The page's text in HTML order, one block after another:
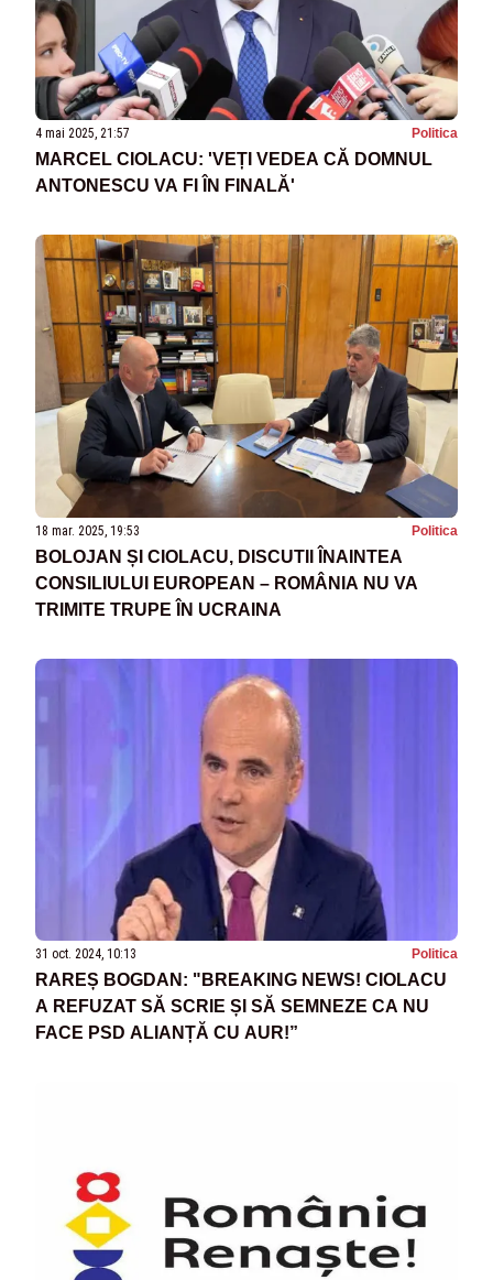
4 mai 2025, 21:57 Politica
MARCEL CIOLACU: 'VEȚI VEDEA CĂ DOMNUL
ANTONESCU VA FI ÎN FINALĂ'
18 mar. 2025, 19:53 Politica
BOLOJAN ȘI CIOLACU, DISCUTII ÎNAINTEA
CONSILIULUI EUROPEAN – ROMÂNIA NU VA
TRIMITE TRUPE ÎN UCRAINA
31 oct. 2024, 10:13 Politica
RAREȘ BOGDAN: "BREAKING NEWS! CIOLACU
A REFUZAT SĂ SCRIE ȘI SĂ SEMNEZE CA NU
FACE PSD ALIANȚĂ CU AUR!”